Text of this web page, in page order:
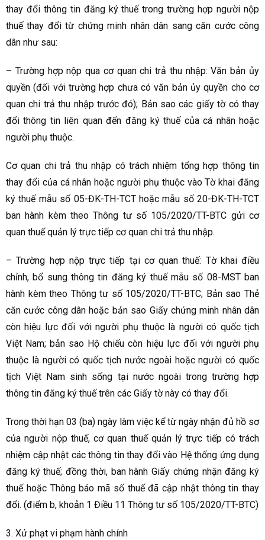
thay đổi thông tin đăng ký thuế trong trường hợp người nộp
thuế thay đổi từ chứng minh nhân dân sang căn cước công
dân như sau:
– Trường hợp nộp qua cơ quan chi trả thu nhập: Văn bản ủy
quyền (đối với trường hợp chưa có văn bản ủy quyền cho cơ
quan chi trả thu nhập trước đó); Bản sao các giấy tờ có thay
đổi thông tin liên quan đến đăng ký thuế của cá nhân hoặc
người phụ thuộc.
Cơ quan chi trả thu nhập có trách nhiệm tổng hợp thông tin
thay đổi của cá nhân hoặc người phụ thuộc vào Tờ khai đăng
ký thuế mẫu số 05-ĐK-TH-TCT hoặc mẫu số 20-ĐK-TH-TCT
ban hành kèm theo Thông tư số 105/2020/TT-BTC gửi cơ
quan thuế quản lý trực tiếp cơ quan chi trả thu nhập.
– Trường hợp nộp trực tiếp tại cơ quan thuế: Tờ khai điều
chỉnh, bổ sung thông tin đăng ký thuế mẫu số 08-MST ban
hành kèm theo Thông tư số 105/2020/TT-BTC; Bản sao Thẻ
căn cước công dân hoặc bản sao Giấy chứng minh nhân dân
còn hiệu lực đối với người phụ thuộc là người có quốc tịch
Việt Nam; bản sao Hộ chiếu còn hiệu lực đối với người phụ
thuộc là người có quốc tịch nước ngoài hoặc người có quốc
tịch Việt Nam sinh sống tại nước ngoài trong trường hợp
thông tin đăng ký thuế trên các Giấy tờ này có thay đổi.
Trong thời hạn 03 (ba) ngày làm việc kể từ ngày nhận đủ hồ sơ
của người nộp thuế, cơ quan thuế quản lý trực tiếp có trách
nhiệm cập nhật các thông tin thay đổi vào Hệ thống ứng dụng
đăng ký thuế; đồng thời, ban hành Giấy chứng nhận đăng ký
thuế hoặc Thông báo mã số thuế đã cập nhật thông tin thay
đổi. (điểm b, khoản 1 Điều 11 Thông tư số 105/2020/TT-BTC)
3. Xử phạt vi phạm hành chính